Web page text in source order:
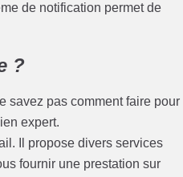
de notification permet de
?
savez pas comment faire pour
expert.
Il propose divers services
fournir une prestation sur